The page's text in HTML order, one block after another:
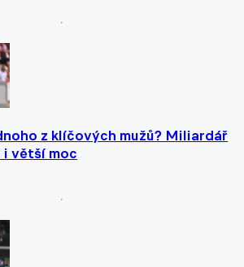
z klíčových mužů? Miliardář
větší moc